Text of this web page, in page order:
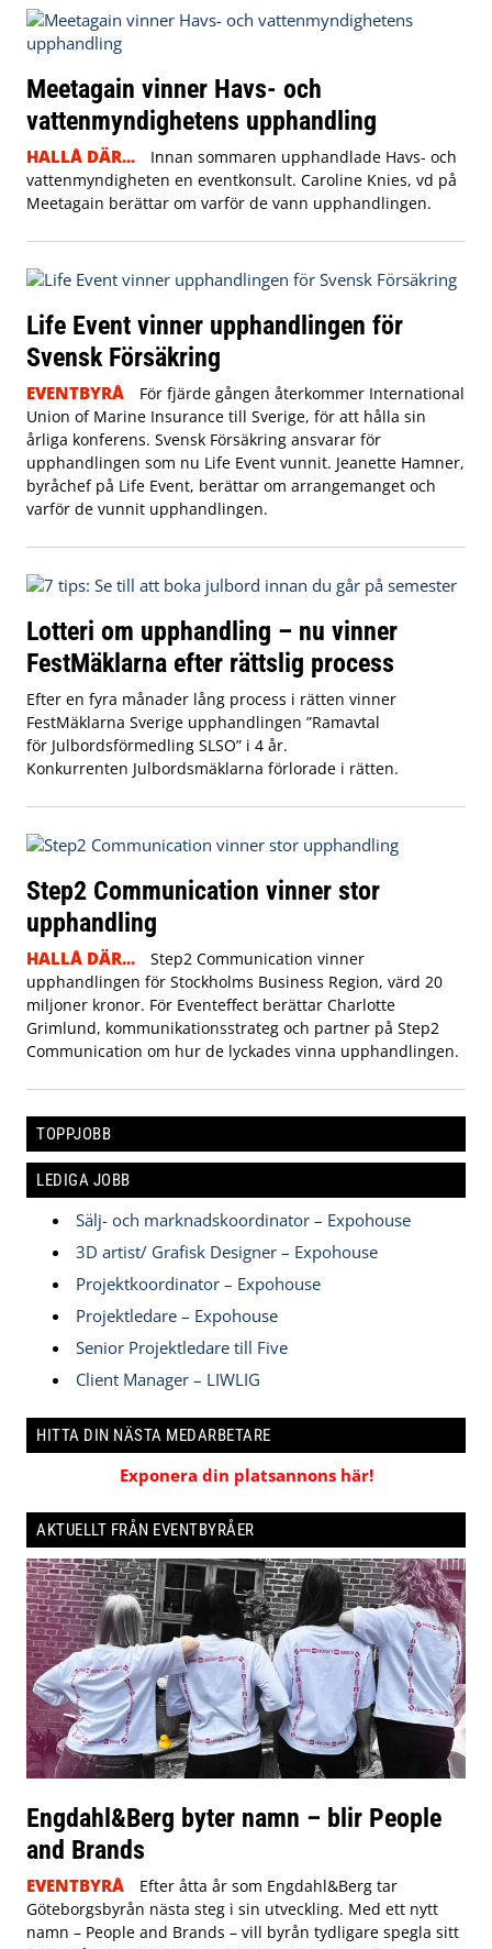
Meetagain vinner Havs- och
vattenmyndighetens upphandling
HALLÅ DÄR...
Innan sommaren upphandlade Havs- och
vattenmyndigheten en eventkonsult. Caroline Knies, vd på
Meetagain berättar om varför de vann upphandlingen.
Life Event vinner upphandlingen för
Svensk Försäkring
EVENTBYRÅ
För fjärde gången återkommer International
Union of Marine Insurance till Sverige, för att hålla sin
årliga konferens. Svensk Försäkring ansvarar för
upphandlingen som nu Life Event vunnit. Jeanette Hamner,
byråchef på Life Event, berättar om arrangemanget och
varför de vunnit upphandlingen.
Lotteri om upphandling – nu vinner
FestMäklarna efter rättslig process
Efter en fyra månader lång process i rätten vinner
FestMäklarna Sverige upphandlingen ”Ramavtal
för Julbordsförmedling SLSO” i 4 år.
Konkurrenten Julbordsmäklarna förlorade i rätten.
Step2 Communication vinner stor
upphandling
HALLÅ DÄR...
Step2 Communication vinner
upphandlingen för Stockholms Business Region, värd 20
miljoner kronor. För Eventeffect berättar Charlotte
Grimlund, kommunikationsstrateg och partner på Step2
Communication om hur de lyckades vinna upphandlingen.
TOPPJOBB
LEDIGA JOBB
Sälj- och marknadskoordinator – Expohouse
3D artist/ Grafisk Designer – Expohouse
Projektkoordinator – Expohouse
Projektledare – Expohouse
Senior Projektledare till Five
Client Manager – LIWLIG
HITTA DIN NÄSTA MEDARBETARE
Exponera din platsannons här!
AKTUELLT FRÅN EVENTBYRÅER
Engdahl&Berg byter namn – blir People
and Brands
EVENTBYRÅ
Efter åtta år som Engdahl&Berg tar
Göteborgsbyrån nästa steg i sin utveckling. Med ett nytt
namn – People and Brands – vill byrån tydligare spegla sitt